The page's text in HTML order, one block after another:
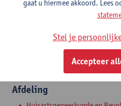
Toon e-mailadres
2610 Wilrijk, BEL
Afdeling
gaat u hiermee akkoord. Lees
Stel je
Accepteer